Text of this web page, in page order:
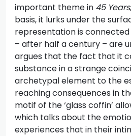
important theme in 45 Years
basis, it lurks under the
representation is
– after half a century – are
argues that the fact that it
substance in a strange
archetypal element to the
reaching consequences in
motif of the ‘glass coffin’
which talks about the
experiences that in their